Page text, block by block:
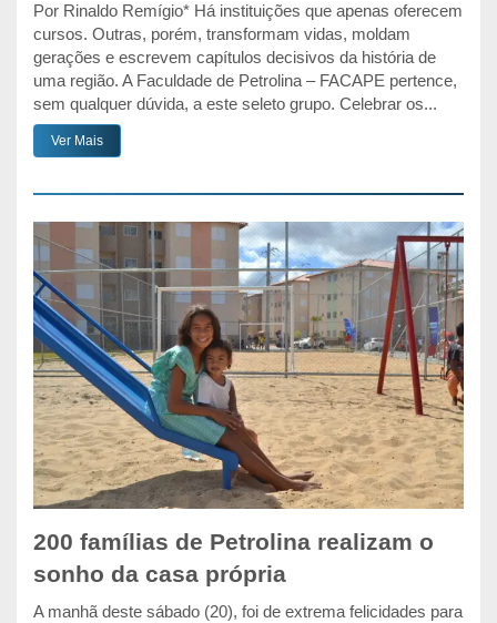
Por Rinaldo Remígio* Há instituições que apenas oferecem
cursos. Outras, porém, transformam vidas, moldam
gerações e escrevem capítulos decisivos da história de
uma região. A Faculdade de Petrolina – FACAPE pertence,
sem qualquer dúvida, a este seleto grupo. Celebrar os...
Ver Mais
200 famílias de Petrolina realizam o
sonho da casa própria
A manhã deste sábado (20), foi de extrema felicidades para